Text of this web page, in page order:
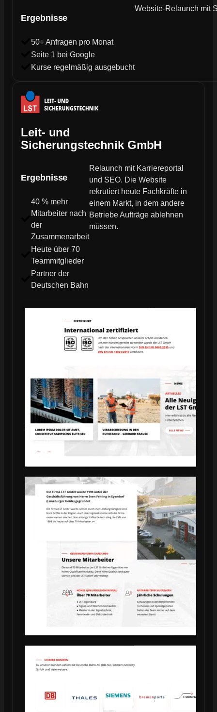
Ergebnisse
50+ Anfragen pro Monat
Seite 1 bei Google
Kurse regelmäßig ausgebucht
Website-Relaunch mit
Leit- und
Sicherungstechnik GmbH
Ergebnisse
40 % mehr
Mitarbeiter nach
der
Zusammenarbeit
Heute über 70
Teammitglieder
Partner der
Deutschen Bahn
Relaunch mit Karriereportal
und SEO. Die Website
rekrutiert heute Fachkräfte in
einem Markt, in dem andere
Betriebe Aufträge ablehnen
müssen.